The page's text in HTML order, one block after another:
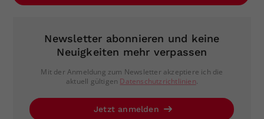
Newsletter abonnieren und keine
Neuigkeiten mehr verpassen
Mit der Anmeldung zum Newsletter akzeptiere ich die
aktuell gültigen Datenschutzrichtlinien.
Jetzt anmelden